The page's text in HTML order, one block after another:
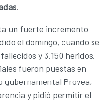
.
un fuerte incremento
el domingo, cuando se
y 3.150 heridos.
fueron puestas en
gubernamental Provea,
y pidió permitir el